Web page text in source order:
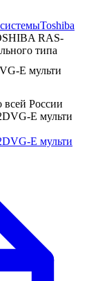
Toshiba
RAS-
типа
E мульти
всей России